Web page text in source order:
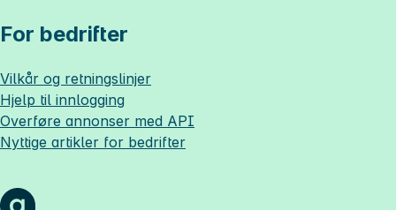
For bedrifter
Vilkår og retningslinjer
Hjelp til innlogging
Overføre annonser med API
Nyttige artikler for bedrifter